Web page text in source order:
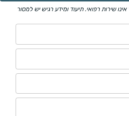
שירות רפואי. תיעוד ומידע רגיש יש למסור